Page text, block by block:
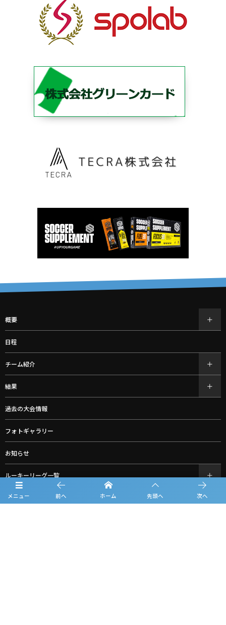
メニュー 前へ ホーム 先頭へ 次へ
概要
日程
チーム紹介
結果
過去の大会情報
フォトギャラリー
お知らせ
ルーキーリーグ一覧
スポンサー一覧